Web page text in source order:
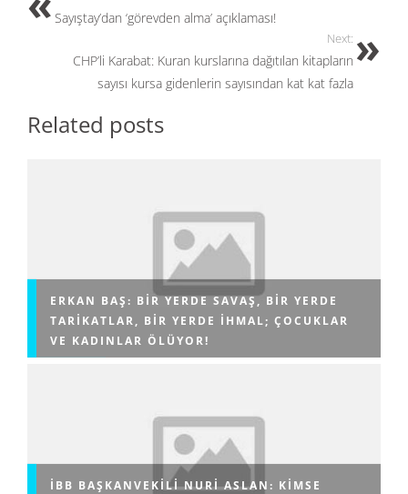
o n
Sayıştay’dan ‘görevden alma’ açıklaması!
Next:
CHP’li Karabat: Kuran kurslarına dağıtılan kitapların
sayısı kursa gidenlerin sayısından kat kat fazla
Related posts
ERKAN BAŞ: BIR YERDE SAVAŞ, BIR YERDE
TARIKATLAR, BIR YERDE IHMAL; ÇOCUKLAR
VE KADINLAR ÖLÜYOR!
İBB BAŞKANVEKILI NURI ASLAN: KIMSE